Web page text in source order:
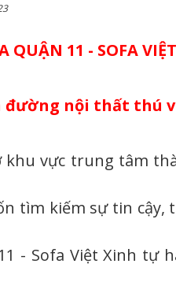
QUẬN 11 - SOFA
đường nội thất thú
khu vực trung tâm
tìm kiếm sự tin cậy,
- Sofa Việt Xinh tự